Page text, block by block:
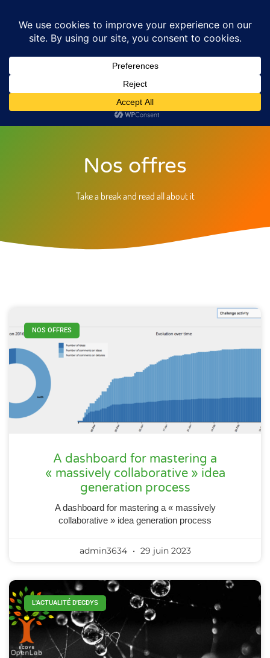
Nos offres
Take a break and read all about it
NOS OFFRES
A dashboard for mastering a
« massively collaborative » idea
generation process
A dashboard for mastering a « massively
collaborative » idea generation process
admin3634 29 juin 2023
L'ACTUALITÉ D'ECDYS